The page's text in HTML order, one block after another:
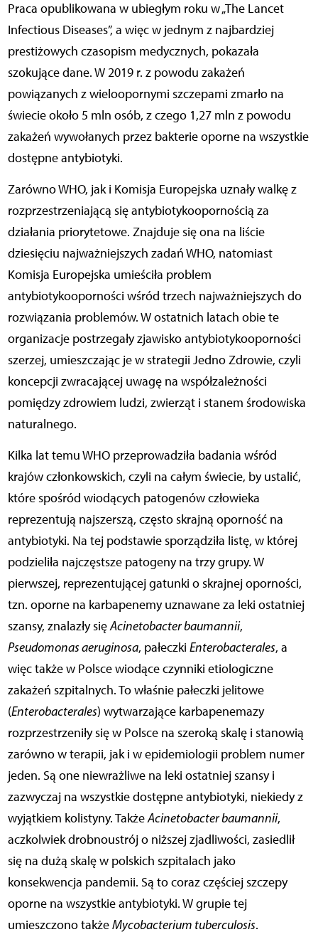
Praca opublikowana w ubiegłym roku w „The Lancet
Infectious Diseases”, a więc w jednym z najbardziej
prestiżowych czasopism medycznych, pokazała
szokujące dane. W 2019 r. z powodu zakażeń
powiązanych z wieloopornymi szczepami zmarło na
świecie około 5 mln osób, z czego 1,27 mln z powodu
zakażeń wywołanych przez bakterie oporne na wszystkie
dostępne antybiotyki.
Zarówno WHO, jak i Komisja Europejska uznały walkę z
rozprzestrzeniającą się antybiotykoopornością za
działania priorytetowe. Znajduje się ona na liście
dziesięciu najważniejszych zadań WHO, natomiast
Komisja Europejska umieściła problem
antybiotykooporności wśród trzech najważniejszych do
rozwiązania problemów. W ostatnich latach obie te
organizacje postrzegały zjawisko antybiotykooporności
szerzej, umieszczając je w strategii Jedno Zdrowie, czyli
koncepcji zwracającej uwagę na współzależności
pomiędzy zdrowiem ludzi, zwierząt i stanem środowiska
naturalnego.
Kilka lat temu WHO przeprowadziła badania wśród
krajów członkowskich, czyli na całym świecie, by ustalić,
które spośród wiodących patogenów człowieka
reprezentują najszerszą, często skrajną oporność na
antybiotyki. Na tej podstawie sporządziła listę, w której
podzieliła najczęstsze patogeny na trzy grupy. W
pierwszej, reprezentującej gatunki o skrajnej oporności,
tzn. oporne na karbapenemy uznawane za leki ostatniej
szansy, znalazły sięAcinetobacter baumannii,
Pseudomonas aeruginosa, pałeczki Enterobacterales, a
więc także w Polsce wiodące czynniki etiologiczne
zakażeń szpitalnych. To właśnie pałeczki jelitowe
(Enterobacterales) wytwarzające karbapenemazy
rozprzestrzeniły się w Polsce na szeroką skalę i stanowią
zarówno w terapii, jak i w epidemiologii problem numer
jeden. Są one niewrażliwe na leki ostatniej szansy i
zazwyczaj na wszystkie dostępne antybiotyki, niekiedy z
wyjątkiem kolistyny. TakżeAcinetobacter baumannii,
aczkolwiek drobnoustrój o niższej zjadliwości, zasiedlił
się na dużą skalę w polskich szpitalach jako
konsekwencja pandemii. Są to coraz częściej szczepy
oporne na wszystkie antybiotyki. W grupie tej
umieszczono takżeMycobacterium tuberculosis.